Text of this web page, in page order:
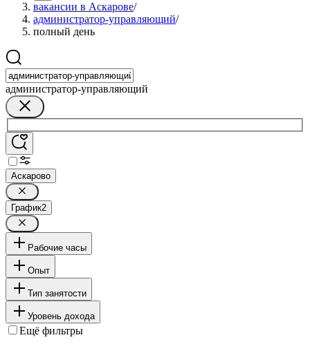
вакансии в Аскарове/
администратор-управляющий/
полный день
администратор-управляющий
Аскарово
График2
Рабочие часы
Опыт
Тип занятости
Уровень дохода
Ещё фильтры